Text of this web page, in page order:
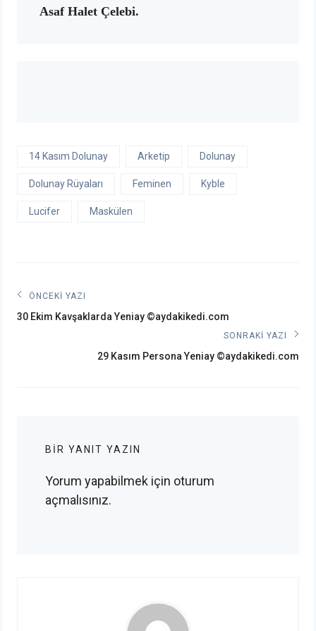
14 Kasım Dolunay Arketip Dolunay
Dolunay Rüyaları Feminen Kyble
Lucifer Maskülen
Yazı
gezinmesi
ÖNCEKI YAZI
Önceki
30 Ekim Kavşaklarda Yeniay ©aydakikedi.com
SONRAKI YAZI
Sonraki
29 Kasım Persona Yeniay ©aydakikedi.com
BIR YANIT YAZIN
Yorum yapabilmek için oturum
açmalısınız.